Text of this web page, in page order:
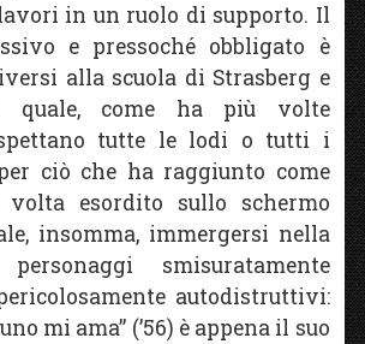
in un ruolo di supporto. Il
e pressoché obbligato è
alla scuola di Strasberg e
quale, come ha più volte
tutte le lodi o tutti i
ciò che ha raggiunto come
volta esordito sullo schermo
insomma, immergersi nella
smisuratamente
autodistruttivi:
mi ama” (’56) è appena il suo